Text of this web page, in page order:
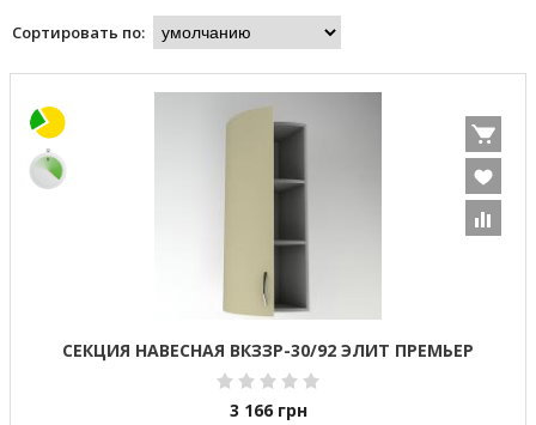
Сортировать по:
СЕКЦИЯ НАВЕСНАЯ ВКЗЗР-30/92 ЭЛИТ ПРЕМЬЕР
3 166 грн